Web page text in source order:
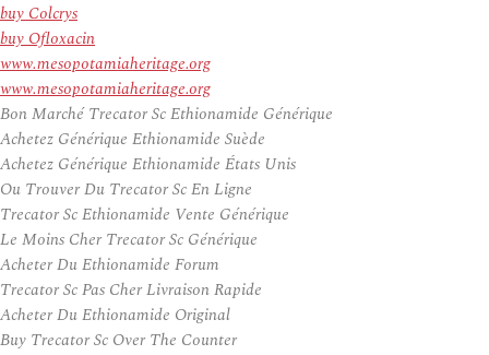
buy Colcrys
buy Ofloxacin
www.mesopotamiaheritage.org
www.mesopotamiaheritage.org
Bon Marché Trecator Sc Ethionamide Générique
Achetez Générique Ethionamide Suède
Achetez Générique Ethionamide États Unis
Ou Trouver Du Trecator Sc En Ligne
Trecator Sc Ethionamide Vente Générique
Le Moins Cher Trecator Sc Générique
Acheter Du Ethionamide Forum
Trecator Sc Pas Cher Livraison Rapide
Acheter Du Ethionamide Original
Buy Trecator Sc Over The Counter